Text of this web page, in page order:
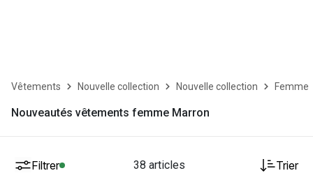
Vêtements Nouvelle collection Nouvelle collection Femme
Nouveautés vêtements femme Marron
Filtrer 38 articles Trier